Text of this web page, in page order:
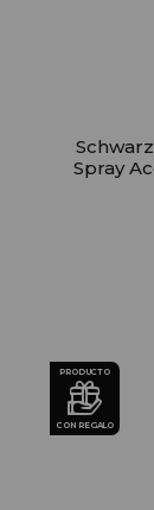
Spray
PRODUCTO
CON REGALO